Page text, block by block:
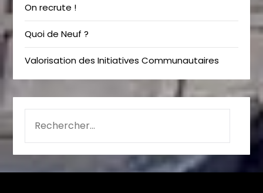
On recrute !
Quoi de Neuf ?
Valorisation des Initiatives Communautaires